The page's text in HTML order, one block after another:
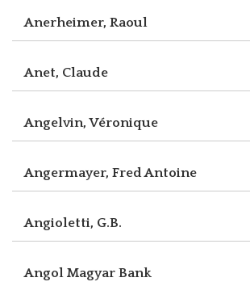
Anerheimer, Raoul
Anet, Claude
Angelvin, Véronique
Angermayer, Fred Antoine
Angioletti, G.B.
Angol Magyar Bank